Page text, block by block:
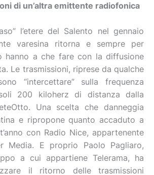
di un’altra emittente radiofonica
l’etere del Salento nel gennaio
varesina ritorna e sempre per
hanno a che fare con la diffusione
Le trasmissioni, riprese da qualche
“intercettare” sulla frequenza
200 kiloherz di distanza dalla
Una scelta che danneggia
e ripropone quanto accaduto a
con Radio Nice, appartenente
Media. E proprio Paolo Pagliaro,
a cui appartiene Telerama, ha
il ritorno delle trasmissioni